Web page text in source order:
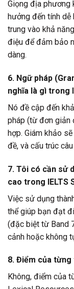
Giọng địa phương
hưởng đến tính dễ
trung vào khả
điệu để đảm bảo
dàng.
6. Ngữ pháp
nghĩa là gì trong
Nó đề cập đến
pháp (từ đơn giản
hợp. Giám khảo
đề, và cấu trúc
7. Tôi có cần sử
cao trong IELTS
Việc sử dụng
thể giúp bạn đạt
(đặc biệt từ Band
cảnh hoặc không
8. Điểm của từng
Không, điểm của